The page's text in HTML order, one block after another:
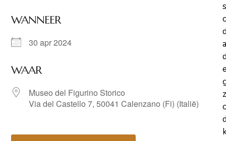
WANNEER
30 apr 2024
WAAR
Museo del Figurino Storico
Via del Castello 7, 50041 Calenzano (Fi) (Italië)